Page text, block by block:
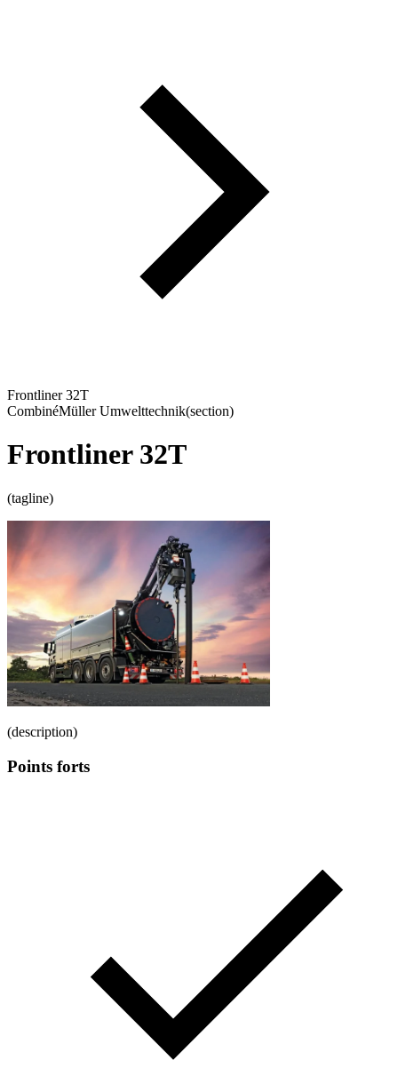
Frontliner 32T
CombinéMüller Umwelttechnik(section)
Frontliner 32T
(tagline)
(description)
Points forts